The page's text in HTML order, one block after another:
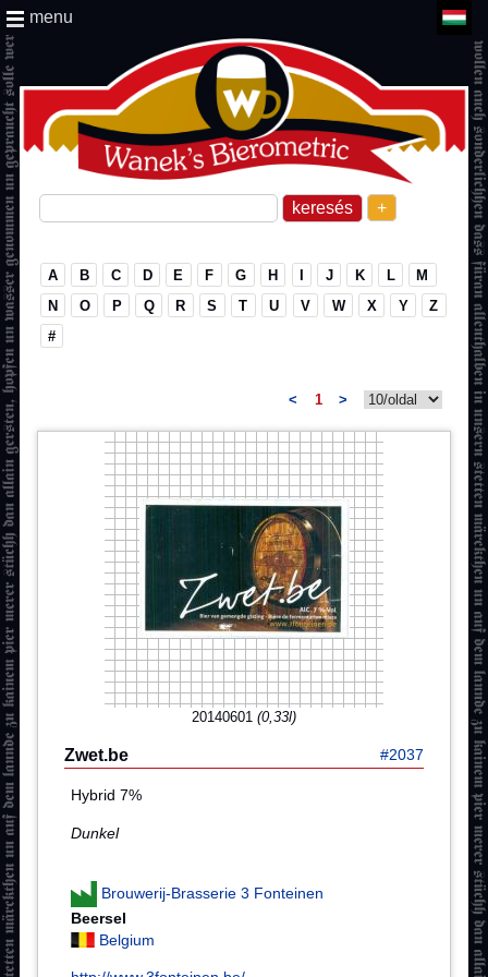
+
menu
A B C D E F G H I J K L
M
N
O P Q R S T U V W X Y
Z
#
< 1 >
20140601 (0,33l)
Zwet.be #2037
Hybrid 7%
Dunkel
Brouwerij-Brasserie 3 Fonteinen
Beersel
Belgium